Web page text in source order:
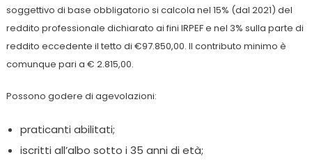
soggettivo di base obbligatorio si calcola nel 15% (dal 2021) del
reddito professionale dichiarato ai fini IRPEF e nel 3% sulla parte di
reddito eccedente il tetto di €97.850,00. Il contributo minimo è
comunque pari a € 2.815,00.
Possono godere di agevolazioni:
praticanti abilitati;
iscritti all’albo sotto i 35 anni di età;